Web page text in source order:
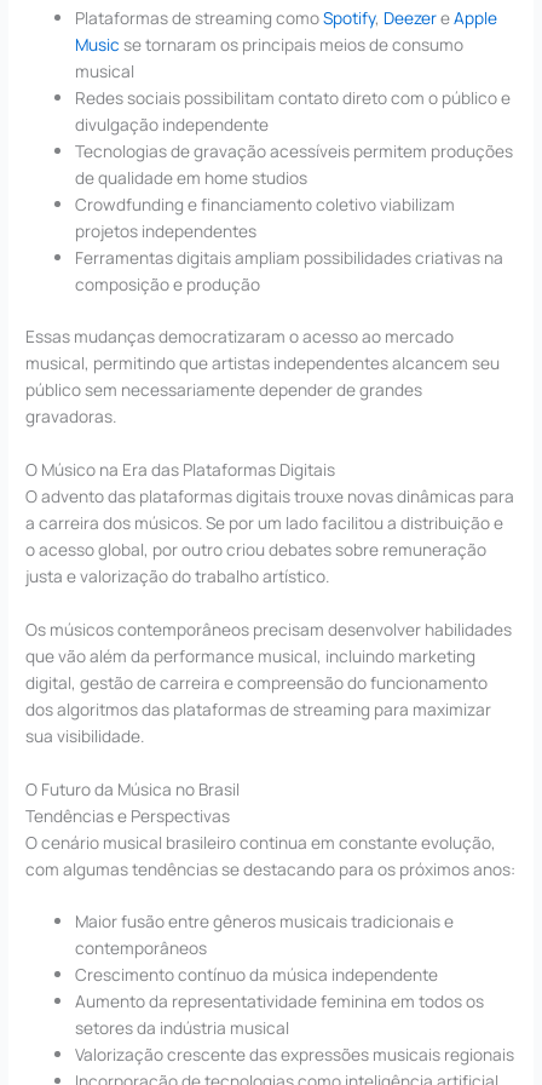
Plataformas de streaming comoSpotify, DeezereApple
Music se tornaram os principais meios de consumo
musical
Redes sociais possibilitam contato direto com o público e
divulgação independente
Tecnologias de gravação acessíveis permitem produções
de qualidade em home studios
Crowdfunding e financiamento coletivo viabilizam
projetos independentes
Ferramentas digitais ampliam possibilidades criativas na
composição e produção
Essas mudanças democratizaram o acesso ao mercado
musical, permitindo que artistas independentes alcancem seu
público sem necessariamente depender de grandes
gravadoras.
O Músico na Era das Plataformas Digitais
O advento das plataformas digitais trouxe novas dinâmicas para
a carreira dos músicos. Se por um lado facilitou a distribuição e
o acesso global, por outro criou debates sobre remuneração
justa e valorização do trabalho artístico.
Os músicos contemporâneos precisam desenvolver habilidades
que vão além da performance musical, incluindo marketing
digital, gestão de carreira e compreensão do funcionamento
dos algoritmos das plataformas de streaming para maximizar
sua visibilidade.
O Futuro da Música no Brasil
Tendências e Perspectivas
O cenário musical brasileiro continua em constante evolução,
com algumas tendências se destacando para os próximos anos:
Maior fusão entre gêneros musicais tradicionais e
contemporâneos
Crescimento contínuo da música independente
Aumento da representatividade feminina em todos os
setores da indústria musical
Valorização crescente das expressões musicais regionais